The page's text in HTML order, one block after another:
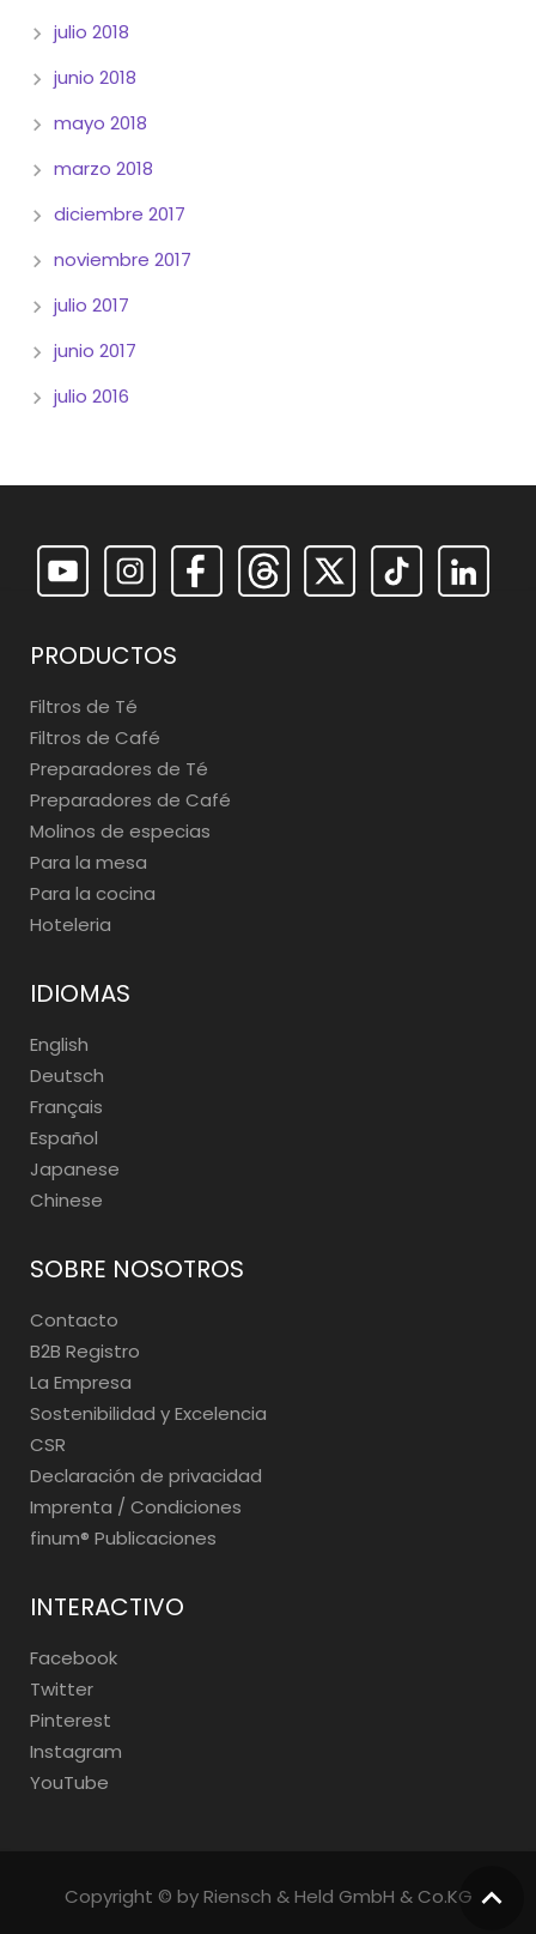
julio 2018
junio 2018
mayo 2018
marzo 2018
diciembre 2017
noviembre 2017
julio 2017
junio 2017
julio 2016
PRODUCTOS
Filtros de Té
Filtros de Café
Preparadores de Té
Preparadores de Café
Molinos de especias
Para la mesa
Para la cocina
Hoteleria
IDIOMAS
English
Deutsch
Français
Español
Japanese
Chinese
SOBRE NOSOTROS
Contacto
B2B Registro
La Empresa
Sostenibilidad y Excelencia
CSR
Declaración de privacidad
Imprenta / Condiciones
finum®️ Publicaciones
INTERACTIVO
Facebook
Twitter
Pinterest
Instagram
YouTube
Copyright © by Riensch & Held GmbH & Co.KG